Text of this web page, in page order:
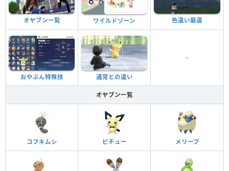
オヤブン一覧 ワイルドゾーン 色違い厳選
おやぶん特殊技 通常との違い
-
オヤブン一覧
コフキムシ ピチュー メリープ